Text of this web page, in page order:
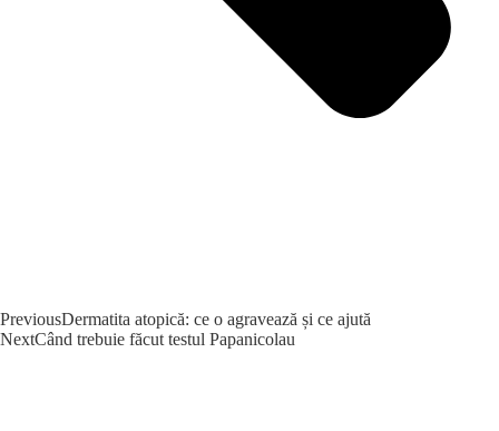
PreviousDermatita atopică: ce o agravează și ce ajută
NextCând trebuie făcut testul Papanicolau